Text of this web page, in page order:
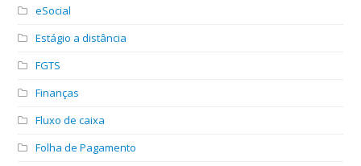
eSocial
Estágio a distância
FGTS
Finanças
Fluxo de caixa
Folha de Pagamento